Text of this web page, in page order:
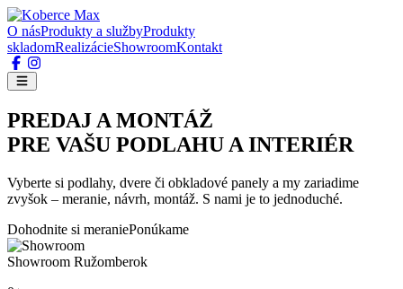
O násProdukty a službyProdukty
skladomRealizácieShowroomKontakt
PREDAJ A MONTÁŽ
PRE VAŠU PODLAHU A INTERIÉR
Vyberte si podlahy, dvere či obkladové panely a my zariadime
zvyšok – meranie, návrh, montáž. S nami je to jednoduché.
Dohodnite si meraniePonúkame
Showroom Ružomberok